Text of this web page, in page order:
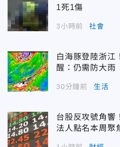
1死1傷
3小時前 社會
白海豚登陸浙
醒：仍需防大雨
30分鐘前 生活
台股反攻號角
法人點名本周聚